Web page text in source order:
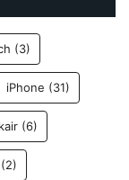
(3)
iPhone (31)
(6)
(2)